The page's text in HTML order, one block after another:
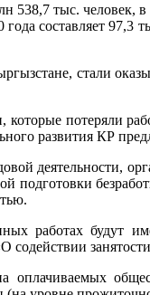
538,7 тыс.
составляет
стали
которые потеряли
развития КР
деятельности,
подготовки
работах будут
содействии
оплачиваемых